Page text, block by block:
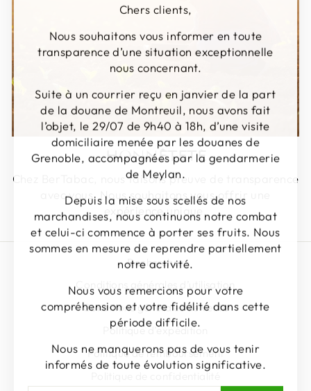
Chers clients,
Nous souhaitons vous informer en toute
transparence d’une situation exceptionnelle
nous concernant.
Suite à un courrier reçu en janvier de la part
de la douane de Montreuil, nous avons fait
l’objet, le 29/07 de 9h40 à 18h, d’une visite
domiciliaire menée par les douanes de
Grenoble, accompagnées par la gendarmerie
de Meylan.
Depuis la mise sous scellés de nos
marchandises, nous continuons notre combat
et celui-ci commence à porter ses fruits. Nous
sommes en mesure de reprendre partiellement
notre activité.
Nous vous remercions pour votre
compréhension et votre fidélité dans cette
période difficile.
Nous ne manquerons pas de vous tenir
informés de toute évolution significative.
HONNÊTETÉ
Chez BerTabac, nous faisons preuve de transparence
avec vous. Nous souhaitons vous offrir une
expérience unique.
Rechercher
Conditions générales d’utilisation
Conditions générales de vente
Politique d’expédition
Politique de remboursement
Politique de confidentialité